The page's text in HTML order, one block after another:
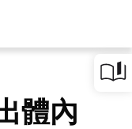
體內